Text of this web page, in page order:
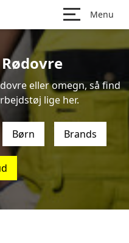
Menu
eller omegn, så find
lige her.
Børn Brands